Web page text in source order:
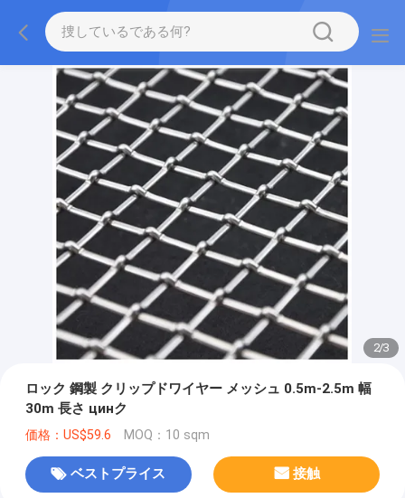
2/3
ロック 鋼製 クリップドワイヤー メッシュ 0.5m-2.5m 幅
30m 長さ цинク
価格：US$59.6 MOQ：10 sqm
ベストプライス 接触